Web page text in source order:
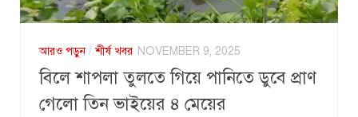
আরও পড়ুন/শীর্ষ খবর NOVEMBER 9, 2025
বিলে শাপলা তুলতে গিয়ে পানিতে ডুবে প্রাণ
গেলো তিন ভাইয়ের ৪ মেয়ের